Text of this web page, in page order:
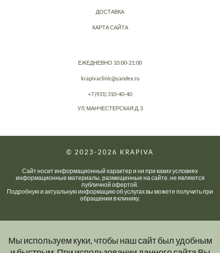
Мы используем куки, чтобы наш сайт был удобным
ДОСТАВКА
КАРТА САЙТА
ЕЖЕДНЕВНО 10:00-21:00
krapivaclinic@yandex.ru
+7 (931) 310-40-40
УЛ. МАНЧЕСТЕРСКАЯ Д. 3
© 2023-2026 KRAPIVA
Сайт носит информационный характер и ни при каких условиях
информационные материалы, размещенные на сайте, не являются
публичной офертой.
Подробную и актуальную информацию об услугах вы можете получить при
обращении в клинику.